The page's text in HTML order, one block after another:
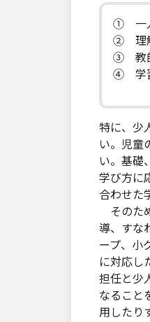
① 一人
② 理解
③ 教師
④ 学習
特に、少
い。児童
い。基礎
学び方に
合わせた
そのた
導、すな
ープ、小
に対応し
担任と少
なること
用したり